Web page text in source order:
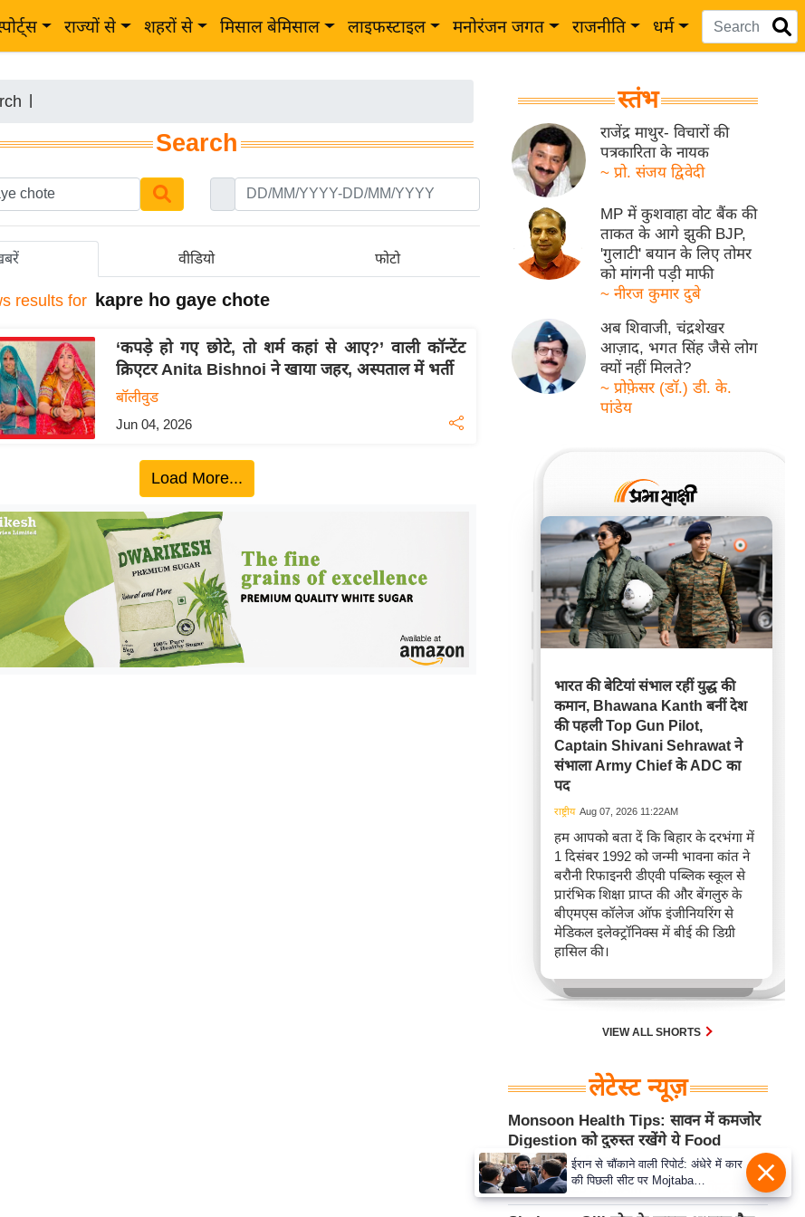
राज्यों से शहरों से मिसाल बेमिसाल लाइफस्टाइल मनोरंजन जगत राजनीति धर्म
Search
वीडियो फोटो
results for kapre ho gaye chote
‘कपड़े हो गए छोटे, तो शर्म कहां से आए?’ वाली कॉन्टेंट
क्रिएटर Anita Bishnoi ने खाया जहर, अस्पताल में भर्ती
बॉलीवुड
Jun 04, 2026
Load More...
स्तंभ
राजेंद्र माथुर- विचारों की
पत्रकारिता के नायक
~ प्रो. संजय द्विवेदी
MP में कुशवाहा वोट बैंक की
ताकत के आगे झुकी BJP,
'गुलाटी' बयान के लिए तोमर
को मांगनी पड़ी माफी
~ नीरज कुमार दुबे
अब शिवाजी, चंद्रशेखर
आज़ाद, भगत सिंह जैसे लोग
क्यों नहीं मिलते?
~ प्रोफ़ेसर (डॉ.) डी. के.
पांडेय
भारत की बेटियां संभाल रहीं युद्ध की
कमान, Bhawana Kanth बनीं देश
की पहली Top Gun Pilot,
Captain Shivani Sehrawat ने
संभाला Army Chief के ADC का
पद
राष्ट्रीय Aug 07, 2026 11:22AM
हम आपको बता दें कि बिहार के दरभंगा में
1 दिसंबर 1992 को जन्मी भावना कांत ने
बरौनी रिफाइनरी डीएवी पब्लिक स्कूल से
प्रारंभिक शिक्षा प्राप्त की और बेंगलुरु के
बीएमएस कॉलेज ऑफ इंजीनियरिंग से
मेडिकल इलेक्ट्रॉनिक्स में बीई की डिग्री
हासिल की।
VIEW ALL SHORTS
लेटेस्ट न्यूज़
Monsoon Health Tips: सावन में कमजोर
Digestion को दुरुस्त रखेंगे ये Food
Habits और Diet
Aug 07, 2026 11:18AM फिटनेस मंत्रा
ईरान से चौंकाने वाली रिपोर्ट: अंधेरे में कार
की पिछली सीट पर Mojtaba
Khamenei से मिले राष्ट्रपति, पहचान
पर बना सस्पेंस